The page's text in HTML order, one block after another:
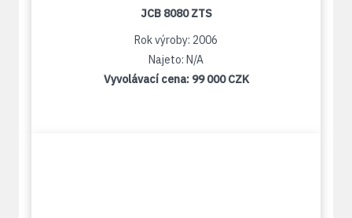
JCB 8080 ZTS
Rok výroby: 2006
Najeto: N/A
Vyvolávací cena: 99 000 CZK